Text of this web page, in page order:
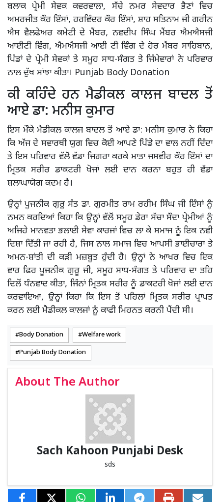
ਬਲਾਕ ਪ੍ਰੇਮੀ ਸੇਵਕ ਕਵਰਵਾਲਾ, ਸੱਚੇ ਨਮਰ ਸੇਵਦਾਰ ਭੈਣਾਂ ਵਿਚ
ਅਮਰਜੀਤ ਕੌਰ ਇੰਸਾਂ, ਹਰਵਿੰਦਰ ਕੌਰ ਇੰਸਾਂ, ਸ਼ਾਹ ਸਤਿਨਾਮ ਜੀ ਗਰੀਨ
ਐਸ ਵੈਲਫੇਅਰ ਕਮੇਟੀ ਦੇ ਮੈਂਬਰ, ਨਵਦੀਪ ਸਿੰਘ ਮੈਂਬਰ ਐਮਐਸਜੀ
ਆਈਟੀ ਵਿੰਗ, ਐਮਐਸਜੀ ਆਈ ਟੀ ਵਿੰਗ ਦੇ ਹੋਰ ਮੈਂਬਰ ਸਾਹਿਬਾਨ,
ਪਿੰਡਾਂ ਦੇ ਪ੍ਰੇਮੀ ਸੇਵਕਾਂ ਤੇ ਸਮੂਹ ਸਾਧ-ਸੰਗਤ ਤੇ ਜਿੰਮੇਵਾਰਾਂ ਨੇ ਪਰਿਵਾਰ
ਨਾਲ ਦੁੱਖ ਸਾਂਝਾ ਕੀਤਾ। Punjab Body Donation
ਕੀ ਕਹਿੰਦੇ ਹਨ ਮੈਡੀਕਲ ਕਾਲਜ ਬਾਦਲ ਤੋਂ
ਆਏ ਡਾ: ਮਨੀਸ ਕੁਮਾਰ
ਇਸ ਮੌਕੇ ਮੈਡੀਕਲ ਕਾਲਜ ਬਾਦਲ ਤੋਂ ਆਏ ਡਾ: ਮਨੀਸ ਕੁਮਾਰ ਨੇ ਕਿਹਾ
ਕਿ ਅੱਜ ਦੇ ਸਵਾਰਥੀ ਯੁਗ ਵਿਚ ਕੋਈ ਆਪਣੇ ਪਿੰਡੇ ਦਾ ਵਾਲ ਨਹੀਂ ਦਿੰਦਾ
ਤੇ ਇਸ ਪਰਿਵਾਰ ਵੱਲੋਂ ਵੱਡਾ ਜਿਗਰਾ ਕਰਕੇ ਮਾਤਾ ਜਸਵੀਰ ਕੌਰ ਇੰਸਾਂ ਦਾ
ਮ੍ਰਿਤਕ ਸਰੀਰ ਡਾਕਟਰੀ ਖੋਜਾਂ ਲਈ ਦਾਨ ਕਰਨਾ ਬਹੁਤ ਹੀ ਵੱਡਾ
ਸ਼ਲਾਘਾਯੋਗ ਕਦਮ ਹੈ।
ਉਨ੍ਹਾਂ ਪੂਜਨੀਕ ਗੁਰੂ ਸੰਤ ਡਾ. ਗੁਰਮੀਤ ਰਾਮ ਰਹੀਮ ਸਿੰਘ ਜੀ ਇੰਸਾਂ ਨੂੰ
ਨਮਨ ਕਰਦਿਆਂ ਕਿਹਾ ਕਿ ਉਨ੍ਹਾਂ ਵੱਲੋਂ ਸਮੂਹ ਡੇਰਾ ਸੱਚਾ ਸੌਦਾ ਪ੍ਰੇਮੀਆਂ ਨੂੰ
ਅਜਿਹੇ ਮਾਨਵਤਾ ਭਲਾਈ ਸੇਵਾ ਕਾਰਜਾਂ ਵਿਚ ਲਾ ਕੇ ਸਮਾਜ ਨੂੰ ਇਕ ਨਵੀ
ਦਿਸ਼ਾ ਦਿੱਤੀ ਜਾ ਰਹੀ ਹੈ, ਜਿਸ ਨਾਲ ਸਮਾਜ ਵਿਚ ਆਪਸੀ ਭਾਈਚਾਰਾ ਤੇ
ਅਮਨ-ਸ਼ਾਂਤੀ ਦੀ ਕੜੀ ਮਜ਼ਬੂਤ ਹੁੰਦੀ ਹੈ। ਉਨ੍ਹਾਂ ਨੇ ਆਖਰ ਵਿਚ ਇਕ
ਵਾਰ ਫਿਰ ਪੂਜਨੀਕ ਗੁਰੂ ਜੀ, ਸਮੂਹ ਸਾਧ-ਸੰਗਤ ਤੇ ਪਰਿਵਾਰ ਦਾ ਤਹਿ
ਦਿਲੋਂ ਧੰਨਵਾਦ ਕੀਤਾ, ਜਿੰਨਾਂ ਮ੍ਰਿਤਕ ਸਰੀਰ ਨੂੰ ਡਾਕਟਰੀ ਖੋਜਾਂ ਲਈ ਦਾਨ
ਕਰਵਾਇਆ, ਉਨ੍ਹਾਂ ਕਿਹਾ ਕਿ ਇਸ ਤੋਂ ਪਹਿਲਾਂ ਮ੍ਰਿਤਕ ਸਰੀਰ ਪ੍ਰਾਪਤ
ਕਰਨ ਲਈ ਮੇੈਡੀਕਲ ਕਾਲਜਾਂ ਨੂੰ ਕਾਫੀ ਮਿਹਨਤ ਕਰਨੀ ਪੈਂਦੀ ਸੀ।
Body Donation Welfare work
Punjab Body Donation
About The Author
Sach Kahoon Punjabi Desk
sds